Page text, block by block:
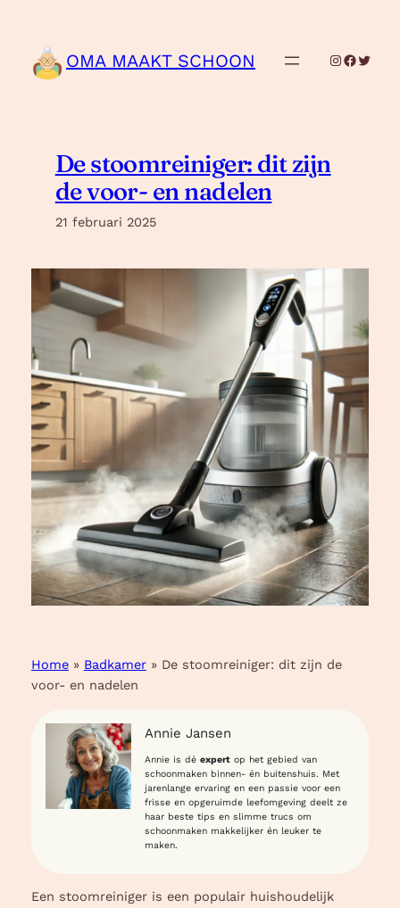
inhoud
OMA MAAKT SCHOON Instagram
De stoomreiniger: dit zijn
de voor- en nadelen
21 februari 2025
Home » Badkamer »De stoomreiniger: dit zijn de
voor- en nadelen
Annie Jansen
Annie is dé expertop het gebied van
schoonmaken binnen- én buitenshuis. Met
jarenlange ervaring en een passie voor een
frisse en opgeruimde leefomgeving deelt ze
haar beste tips en slimme trucs om
schoonmaken makkelijker én leuker te
maken.
Een stoomreiniger is een populair huishoudelijk